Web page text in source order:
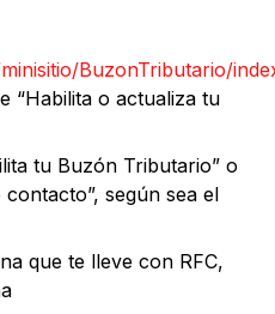
BuzonTributario/
“Habilita o actualiza tu
tu Buzón Tributario” o
contacto”, según sea el
que te lleve con RFC,